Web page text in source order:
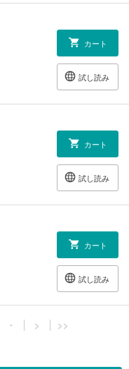
カート
試し読み
カート
試し読み
カート
試し読み
・ > >>